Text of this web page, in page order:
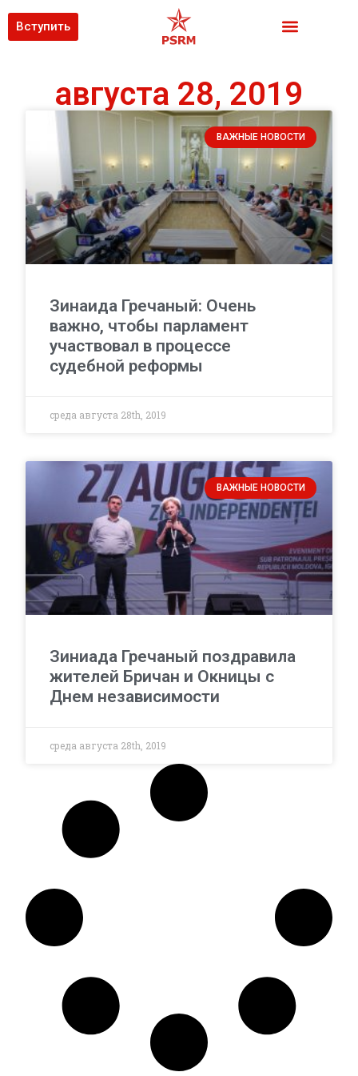
Вступить
августа 28, 2019
ВАЖНЫЕ НОВОСТИ
Зинаида Гречаный: Очень
важно, чтобы парламент
участвовал в процессе
судебной реформы
среда августа 28th, 2019
ВАЖНЫЕ НОВОСТИ
Зиниада Гречаный поздравила
жителей Бричан и Окницы с
Днем независимости
среда августа 28th, 2019